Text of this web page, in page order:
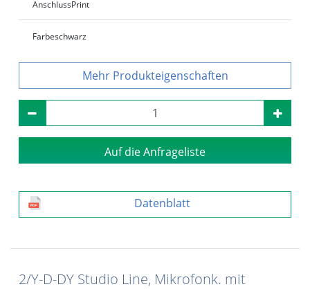
AnschlussPrint
Farbeschwarz
Produkteigenschaften
Auf die Anfrageliste
Datenblatt
2/Y-D-DY Studio Line, Mikrofonk. mit